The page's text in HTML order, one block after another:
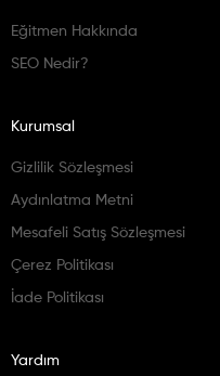
Eğitmen Hakkında
SEO Nedir?
Kurumsal
Gizlilik Sözleşmesi
Aydınlatma Metni
Mesafeli Satış Sözleşmesi
Çerez Politikası
İade Politikası
Yardım